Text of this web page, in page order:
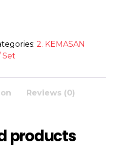
2. KEMASAN
Set
Reviews (0)
products